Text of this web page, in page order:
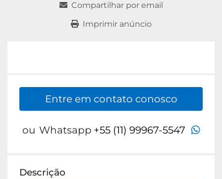
Compartilhar por email
Imprimir anúncio
Entre em contato conosco
ou Whatsapp +55 (11) 99967-5547
Descrição